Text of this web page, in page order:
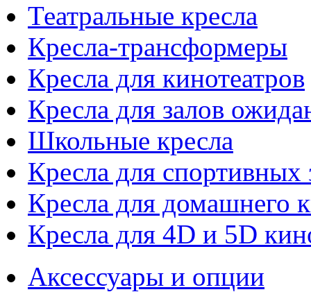
Театральные кресла
Кресла-трансформеры
Кресла для кинотеатров
Кресла для залов
Школьные кресла
Кресла для спортивных
Кресла для домашнего
Кресла для 4D и 5D
Аксессуары и опции